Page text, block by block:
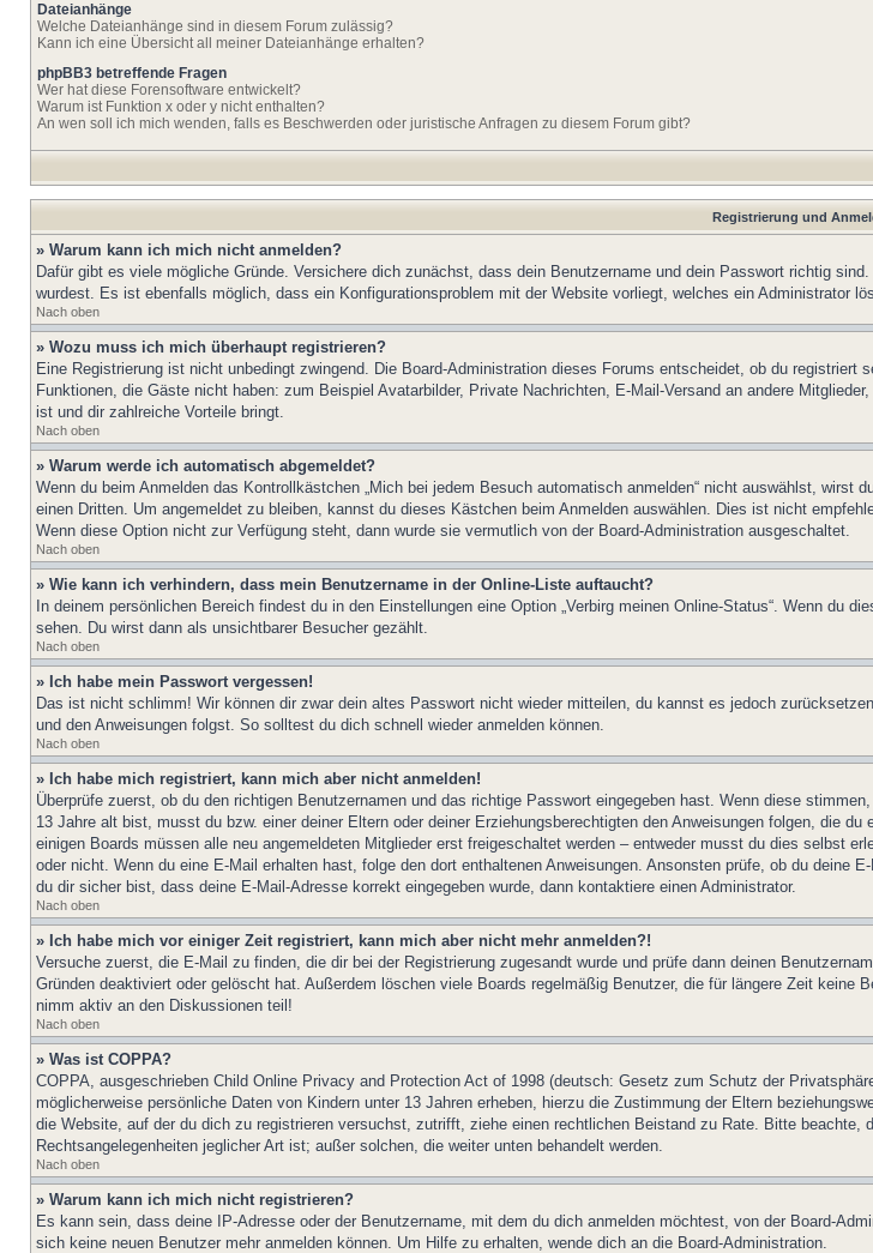
Dateianhänge
Welche Dateianhänge sind in diesem Forum zulässig?
Kann ich eine Übersicht all meiner Dateianhänge erhalten?
phpBB3 betreffende Fragen
Wer hat diese Forensoftware entwickelt?
Warum ist Funktion x oder y nicht enthalten?
An wen soll ich mich wenden, falls es Beschwerden oder juristische Anfragen zu diesem Forum gibt?
Registrierung und
» Warum kann ich mich nicht anmelden?
Dafür gibt es viele mögliche Gründe. Versichere dich zunächst, dass dein Benutzername und dein Passwort richtig
wurdest. Es ist ebenfalls möglich, dass ein Konfigurationsproblem mit der Website vorliegt, welches ein Administrator
Nach oben
» Wozu muss ich mich überhaupt registrieren?
Eine Registrierung ist nicht unbedingt zwingend. Die Board-Administration dieses Forums entscheidet, ob du
Funktionen, die Gäste nicht haben: zum Beispiel Avatarbilder, Private Nachrichten, E-Mail-Versand an andere
ist und dir zahlreiche Vorteile bringt.
Nach oben
» Warum werde ich automatisch abgemeldet?
Wenn du beim Anmelden das Kontrollkästchen „Mich bei jedem Besuch automatisch anmelden“ nicht auswählst,
einen Dritten. Um angemeldet zu bleiben, kannst du dieses Kästchen beim Anmelden auswählen. Dies ist nicht
Wenn diese Option nicht zur Verfügung steht, dann wurde sie vermutlich von der Board-Administration ausgeschaltet.
Nach oben
» Wie kann ich verhindern, dass mein Benutzername in der Online-Liste auftaucht?
In deinem persönlichen Bereich findest du in den Einstellungen eine Option „Verbirg meinen Online-Status“. Wenn du
sehen. Du wirst dann als unsichtbarer Besucher gezählt.
Nach oben
» Ich habe mein Passwort vergessen!
Das ist nicht schlimm! Wir können dir zwar dein altes Passwort nicht wieder mitteilen, du kannst es jedoch
und den Anweisungen folgst. So solltest du dich schnell wieder anmelden können.
Nach oben
» Ich habe mich registriert, kann mich aber nicht anmelden!
Überprüfe zuerst, ob du den richtigen Benutzernamen und das richtige Passwort eingegeben hast. Wenn diese
13 Jahre alt bist, musst du bzw. einer deiner Eltern oder deiner Erziehungsberechtigten den Anweisungen folgen, die
einigen Boards müssen alle neu angemeldeten Mitglieder erst freigeschaltet werden – entweder musst du dies selbst
oder nicht. Wenn du eine E-Mail erhalten hast, folge den dort enthaltenen Anweisungen. Ansonsten prüfe, ob du deine
du dir sicher bist, dass deine E-Mail-Adresse korrekt eingegeben wurde, dann kontaktiere einen Administrator.
Nach oben
» Ich habe mich vor einiger Zeit registriert, kann mich aber nicht mehr anmelden?!
Versuche zuerst, die E-Mail zu finden, die dir bei der Registrierung zugesandt wurde und prüfe dann deinen
Gründen deaktiviert oder gelöscht hat. Außerdem löschen viele Boards regelmäßig Benutzer, die für längere Zeit keine
nimm aktiv an den Diskussionen teil!
Nach oben
» Was ist COPPA?
COPPA, ausgeschrieben Child Online Privacy and Protection Act of 1998 (deutsch: Gesetz zum Schutz der
möglicherweise persönliche Daten von Kindern unter 13 Jahren erheben, hierzu die Zustimmung der Eltern
die Website, auf der du dich zu registrieren versuchst, zutrifft, ziehe einen rechtlichen Beistand zu Rate. Bitte
Rechtsangelegenheiten jeglicher Art ist; außer solchen, die weiter unten behandelt werden.
Nach oben
» Warum kann ich mich nicht registrieren?
Es kann sein, dass deine IP-Adresse oder der Benutzername, mit dem du dich anmelden möchtest, von der Board-
sich keine neuen Benutzer mehr anmelden können. Um Hilfe zu erhalten, wende dich an die Board-Administration.